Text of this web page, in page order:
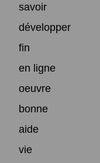
savoir
développer
fin
en ligne
oeuvre
bonne
aide
vie